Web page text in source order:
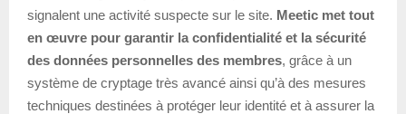
signalent une activité suspecte sur le site. Meetic met tout
en œuvre pour garantir la confidentialité et la sécurité
des données personnelles des membres, grâce à un
système de cryptage très avancé ainsi qu’à des mesures
techniques destinées à protéger leur identité et à assurer la